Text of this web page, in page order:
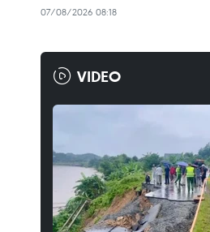
07/08/2026 08:18
VIDEO